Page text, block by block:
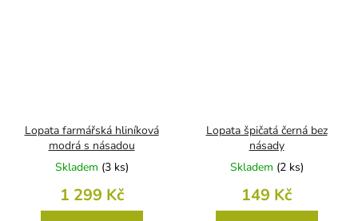
Lopata farmářská hliníková
modrá s násadou
Skladem (3 ks)
1 299 Kč
Lopata špičatá černá bez
násady
Skladem (2 ks)
149 Kč